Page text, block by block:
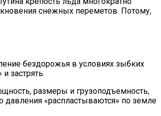
снежных переметов. Потому,
бездорожья в условиях зыбких
застрять.
размеры и грузоподъемность,
давления «распластываются» по земле